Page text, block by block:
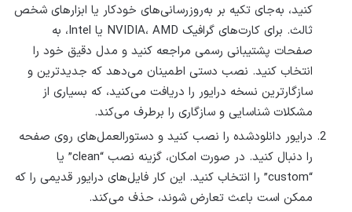
کنید، به‌جای تکیه بر به‌روزرسانی‌های خودکار یا ابزارهای شخص
ثالث. برای کارت‌های گرافیک NVIDIA، AMD یا Intel، به
صفحات پشتیبانی رسمی مراجعه کنید و مدل دقیق خود را
انتخاب کنید. نصب دستی اطمینان می‌دهد که جدیدترین و
سازگارترین نسخه درایور را دریافت می‌کنید، که بسیاری از
مشکلات شناسایی و سازگاری را برطرف می‌کند.
درایور دانلودشده را نصب کنید و دستورالعمل‌های روی صفحه
را دنبال کنید. در صورت امکان، گزینه نصب “clean” یا
“custom” را انتخاب کنید. این کار فایل‌های درایور قدیمی را که
ممکن است باعث تعارض شوند، حذف می‌کند.